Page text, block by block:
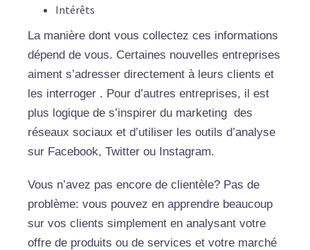
Intérêts
La manière dont vous collectez ces informations
dépend de vous. Certaines nouvelles entreprises
aiment s’adresser directement à leurs clients et
les interroger . Pour d’autres entreprises, il est
plus logique de s’inspirer du marketing des
réseaux sociaux et d’utiliser les outils d’analyse
sur Facebook, Twitter ou Instagram.
Vous n’avez pas encore de clientèle? Pas de
problème: vous pouvez en apprendre beaucoup
sur vos clients simplement en analysant votre
offre de produits ou de services et votre marché